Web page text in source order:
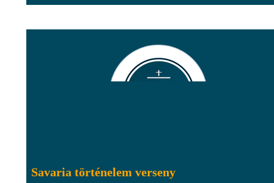
Savaria történelem verseny